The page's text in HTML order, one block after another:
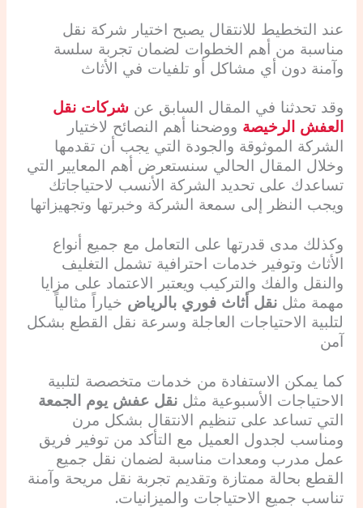
عند التخطيط للانتقال يصبح اختيار شركة نقل
مناسبة من أهم الخطوات لضمان تجربة سلسة
وآمنة دون أي مشاكل أو تلفيات في الأثاث
وقد تحدثنا في المقال السابق عن شركات نقل
العفش الرخيصة ووضحنا أهم النصائح لاختيار
الشركة الموثوقة والجودة التي يجب أن تقدمها
وخلال المقال الحالي سنستعرض أهم المعايير التي
تساعدك على تحديد الشركة الأنسب لاحتياجاتك
ويجب النظر إلى سمعة الشركة وخبرتها وتجهيزاتها
وكذلك مدى قدرتها على التعامل مع جميع أنواع
الأثاث وتوفير خدمات احترافية تشمل التغليف
والنقل والفك والتركيب ويعتبر الاعتماد على مزايا
مهمة مثل نقل أثاث فوري بالرياض خياراً مثالياً
لتلبية الاحتياجات العاجلة وسرعة نقل القطع بشكل
آمن
كما يمكن الاستفادة من خدمات متخصصة لتلبية
الاحتياجات الأسبوعية مثل نقل عفش يوم الجمعة
التي تساعد على تنظيم الانتقال بشكل مرن
ومناسب لجدول العميل مع التأكد من توفير فريق
عمل مدرب ومعدات مناسبة لضمان نقل جميع
القطع بحالة ممتازة وتقديم تجربة نقل مريحة وآمنة
تناسب جميع الاحتياجات والميزانيات.